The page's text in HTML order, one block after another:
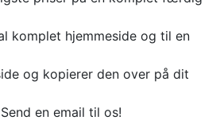
komplet hjemmeside og til en
og kopierer den over på dit
en email til os!